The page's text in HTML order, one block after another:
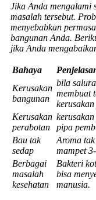
Jika Anda mengalami
masalah tersebut.
menyebabkan
bangunan Anda.
jika Anda
Bahaya
Kerusakan
bangunan
bila
membuat
Kerusakan
perabotan
pipa
Bau tak
sedap
Aroma
mampet
Berbagai
masalah
kesehatan
Bakteri
bisa
manusia.